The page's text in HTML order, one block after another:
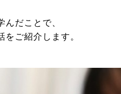
だことで、
ご紹介します。